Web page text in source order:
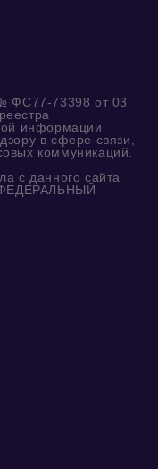
ФС77-73398 от 03
информации
в сфере связи,
коммуникаций.
с данного сайта